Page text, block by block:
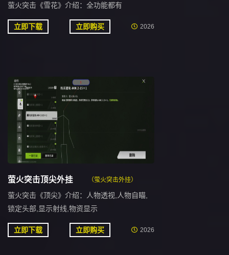
萤火突击《雪花》介绍：全功能都有
立即下载 立即购买 2026
萤火突击顶尖外挂 （萤火突击外挂）
萤火突击《顶尖》介绍：人物透视,人物自瞄,
锁定头部,显示射线,物资显示
立即下载 立即购买 2026